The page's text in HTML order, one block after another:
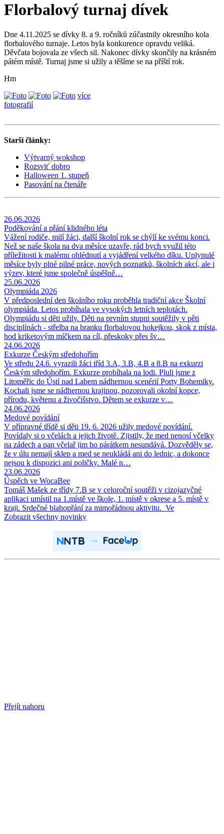
Florbalový turnaj dívek
Dne 4.11.2025 se dívky 8. a 9. ročníků zúčastnily okresního kola
florbalového turnaje. Letos byla konkurence opravdu veliká.
Děvčata bojovala ze všech sil. Nakonec dívky skončily na krásném
pátém místě. Turnaj jsme si užily a těšíme se na příští rok.
Hm
více
fotografií
Starší články:
Výtvarný wokshop
Rozsviť dobro
Halloween 1. stupeň
Pasování na čtenáře
26.06.2026
Poděkování a přání klidného léta
Vážení rodiče, milí žáci, další školní rok se chýlí ke svému konci.
Než se naše škola na dva měsíce uzavře, rád bych využil této
příležitosti k malému ohlédnutí a vyjádření velkého díku. Uplynulé
měsíce byly plné pilné práce, nových poznatků, školních akcí, ale i
výzev, které jsme společně úspěšně…
25.06.2026
Olympiáda 2026
V předposlední den školního roku proběhla tradiční akce Školní
olympiáda. Letos probíhala ve vysokých letních teplotách.
Olympiádu si děti užily. Děti na prvním stupni soutěžily v pěti
disciplínách - střelba na branku florbalovou hokejkou, skok z místa,
hod kriketovým míčkem na cíl, přeskoky přes šv…
24.06.2026
Exkurze Českým středohořím
Ve středu 24.6. vyrazili žáci tříd 3.A, 3.B, 4.B a 8.B na exkurzi
Českým středohořím. Exkurze probíhala na lodi. Pluli jsme z
Litoměřic do Ústí nad Labem nádhernou scenérií Porty Bohemiky.
Kochali jsme se nádhernou krajinou, pozorovali okolní kopce,
přírodu, květenu a živočišstvo. Dětem se exkurze v…
24.06.2026
Medové povídání
V přípravné třídě si děti 19. 6. 2026 užily medové povídání.
Povídaly si o včelách a jejich životě. Zjistily, že med nenosí včelky
na zádech a pan včelař jim ho párátkem nesundává. Dozvěděly se,
že v úlu nemají sklep a med se neukládá ani do lednic, a dokonce
nejsou k dispozici ani poličky. Malé n…
23.06.2026
Úspěch ve WocaBee
Tomáš Mašek ze třídy 7.B se v celoroční soutěži v cizojazyčné
aplikaci umístil na 1.místě ve škole, 1. místě v okrese a 5. místě v
kraji. Srdečné blahopřání za mimořádnou aktivitu. Ve
Zobrazit všechny novinky
Přejít nahoru